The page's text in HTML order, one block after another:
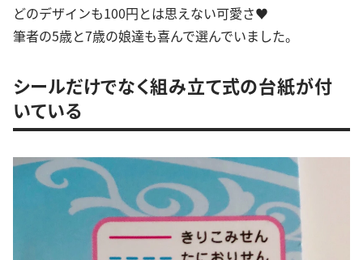
どのデザインも100円とは思えない可愛さ♥︎︎
筆者の5歳と7歳の娘達も喜んで選んでいました。
シールだけでなく組み立て式の台紙が付
いている